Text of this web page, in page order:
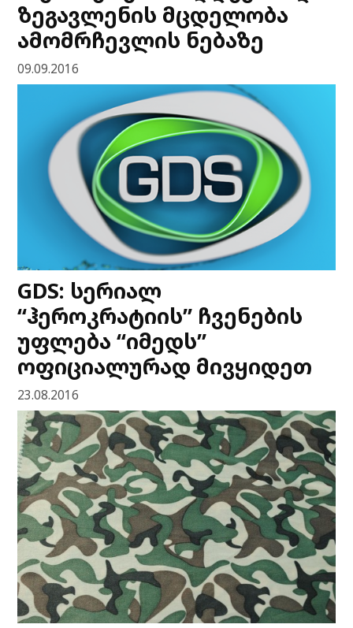
ზეგავლენის მცდელობა
ამომრჩევლის ნებაზე
09.09.2016
GDS: სერიალ
“ჰეროკრატიის” ჩვენების
უფლება “იმედს”
ოფიციალურად მივყიდეთ
23.08.2016